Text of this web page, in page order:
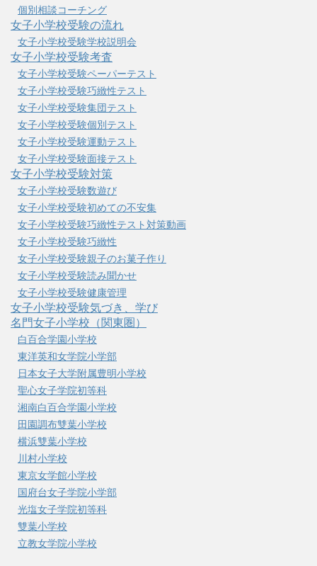
個別相談コーチング
女子小学校受験の流れ
女子小学校受験学校説明会
女子小学校受験考査
女子小学校受験ペーパーテスト
女子小学校受験巧緻性テスト
女子小学校受験集団テスト
女子小学校受験個別テスト
女子小学校受験運動テスト
女子小学校受験面接テスト
女子小学校受験対策
女子小学校受験数遊び
女子小学校受験初めての不安集
女子小学校受験巧緻性テスト対策動画
女子小学校受験巧緻性
女子小学校受験親子のお菓子作り
女子小学校受験読み聞かせ
女子小学校受験健康管理
女子小学校受験気づき、学び
名門女子小学校（関東圏）
白百合学園小学校
東洋英和女学院小学部
日本女子大学附属豊明小学校
聖心女子学院初等科
湘南白百合学園小学校
田園調布雙葉小学校
横浜雙葉小学校
川村小学校
東京女学館小学校
国府台女子学院小学部
光塩女子学院初等科
雙葉小学校
立教女学院小学校